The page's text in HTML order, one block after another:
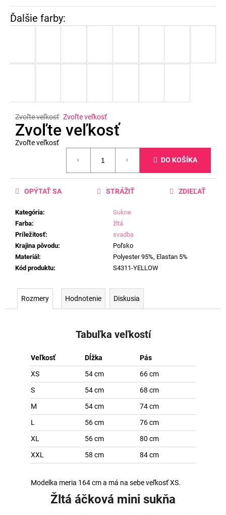
Zvoľte veľkosť Zvoľte veľkosť
Zvoľte veľkosť
Zvoľte veľkosť
DO KOŠÍKA
Kategória:
Sukne
Farba:
žltá
Príležitosť:
svadba
Krajina pôvodu:
Poľsko
Materiál :
Polyester 95%, Elastan 5%
Kód produktu: S4311-YELLOW
OPÝTAŤ SA STRÁŽIŤ ZDIEĽAŤ
Rozmery Hodnotenie Diskusia
Tabuľka veľkostí
Veľkosť Dĺžka
Pás
XS
54 cm
66 cm
S
54 cm
68 cm
M
54 cm
74 cm
L
56 cm
76 cm
XL
56 cm
80 cm
XXL
58 cm 84 cm
Modelka meria 164 cm a má na sebe veľkosť XS.
Žltá áčková mini sukňa